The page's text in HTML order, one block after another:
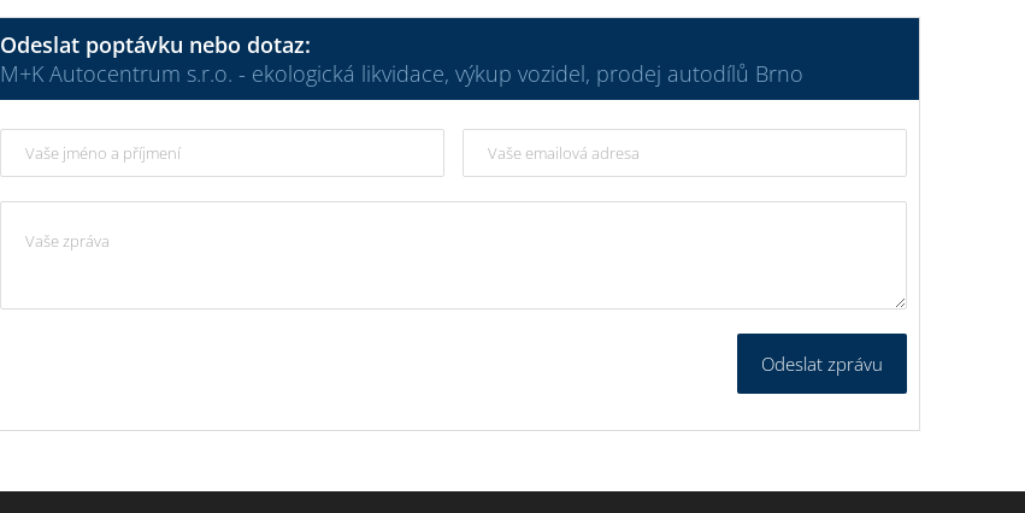
Odeslat poptávku nebo dotaz:
M+K Autocentrum s.r.o. - ekologická likvidace, výkup vozidel, prodej autodílů Brno
Odeslat zprávu